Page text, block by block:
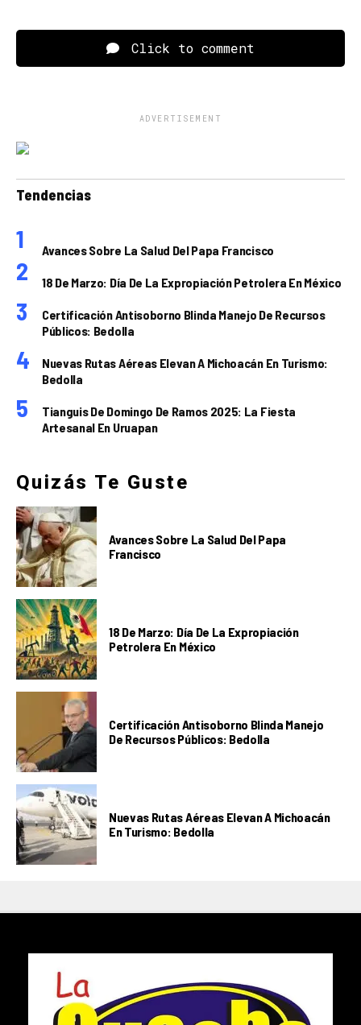
Click to comment
ADVERTISEMENT
Tendencias
Avances Sobre La Salud Del Papa Francisco
18 De Marzo: Día De La Expropiación Petrolera En México
Certificación Antisoborno Blinda Manejo De Recursos
Públicos: Bedolla
Nuevas Rutas Aéreas Elevan A Michoacán En Turismo:
Bedolla
Tianguis De Domingo De Ramos 2025: La Fiesta
Artesanal En Uruapan
Quizás Te Guste
Avances Sobre La Salud Del Papa
Francisco
18 De Marzo: Día De La Expropiación
Petrolera En México
Certificación Antisoborno Blinda Manejo
De Recursos Públicos: Bedolla
Nuevas Rutas Aéreas Elevan A Michoacán
En Turismo: Bedolla